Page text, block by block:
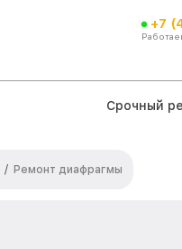
+7
Срочный
/ Ремонт диафрагмы